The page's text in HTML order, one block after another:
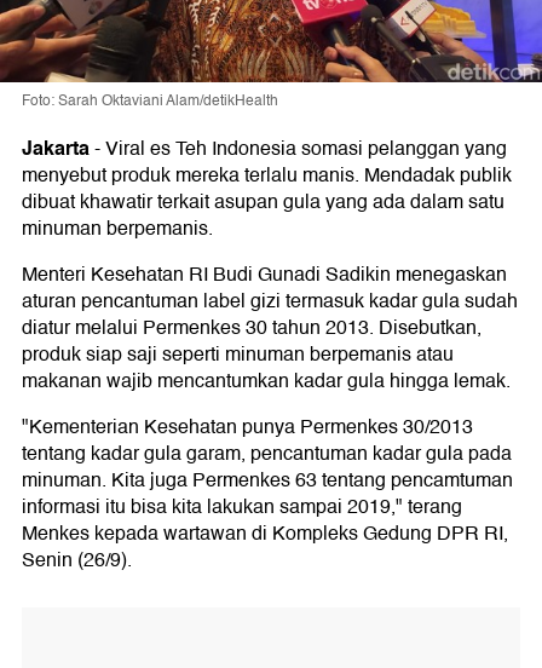
Foto: Sarah Oktaviani Alam/detikHealth
Jakarta-Viral es Teh Indonesia somasi pelanggan yang
menyebut produk mereka terlalu manis. Mendadak publik
dibuat khawatir terkait asupan gula yang ada dalam satu
minuman berpemanis.
Menteri Kesehatan RI Budi Gunadi Sadikin menegaskan
aturan pencantuman label gizi termasuk kadar gula sudah
diatur melalui Permenkes 30 tahun 2013. Disebutkan,
produk siap saji seperti minuman berpemanis atau
makanan wajib mencantumkan kadar gula hingga lemak.
"Kementerian Kesehatan punya Permenkes 30/2013
tentang kadar gula garam, pencantuman kadar gula pada
minuman. Kita juga Permenkes 63 tentang pencamtuman
informasi itu bisa kita lakukan sampai 2019," terang
Menkes kepada wartawan di Kompleks Gedung DPR RI,
Senin (26/9).